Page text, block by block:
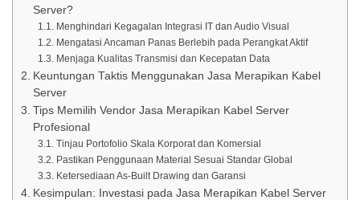
Server?
Menghindari Kegagalan Integrasi IT dan Audio Visual
Mengatasi Ancaman Panas Berlebih pada Perangkat Aktif
Menjaga Kualitas Transmisi dan Kecepatan Data
Keuntungan Taktis Menggunakan Jasa Merapikan Kabel
Server
Tips Memilih Vendor Jasa Merapikan Kabel Server
Profesional
Tinjau Portofolio Skala Korporat dan Komersial
Pastikan Penggunaan Material Sesuai Standar Global
Ketersediaan As-Built Drawing dan Garansi
Kesimpulan: Investasi pada Jasa Merapikan Kabel Server